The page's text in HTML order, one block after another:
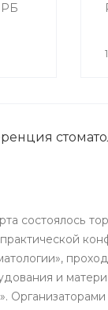
РБ
состоялось
и